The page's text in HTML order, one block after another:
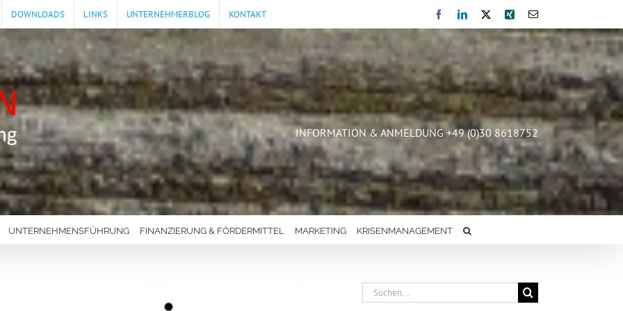
DOWNLOADS LINKS UNTERNEHMERBLOG KONTAKT FacebookLinkedIn Xing E-
INFORMATION & ANMELDUNG +49 (0)30 8618752
UNTERNEHMENSFÜHRUNG FINANZIERUNG & FÖRDERMITTEL MARKETING KRISENMANAGEMENT
Suche
nach: